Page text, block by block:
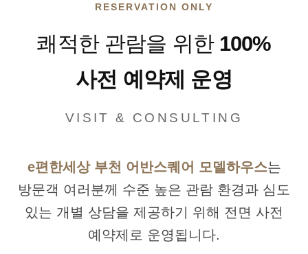
RESERVATION ONLY
쾌적한 관람을 위한 100%
사전 예약제 운영
VISIT & CONSULTING
e편한세상 부천 어반스퀘어 모델하우스는
방문객 여러분께 수준 높은 관람 환경과 심도
있는 개별 상담을 제공하기 위해 전면 사전
예약제로 운영됩니다.